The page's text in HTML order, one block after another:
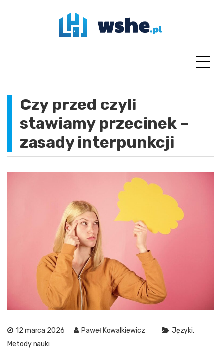
Czy przed czyli
stawiamy przecinek –
zasady interpunkcji
12 marca 2026 Paweł Kowalkiewicz
Języki
Metody nauki